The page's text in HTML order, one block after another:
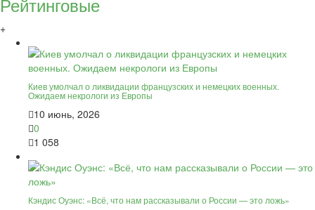
+
Киев умолчал о ликвидации французских и немецких военных.
Ожидаем некрологи из Европы
10 июнь, 2026
0
1 058
Кэндис Оуэнс: «Всё, что нам рассказывали о России — это ложь»